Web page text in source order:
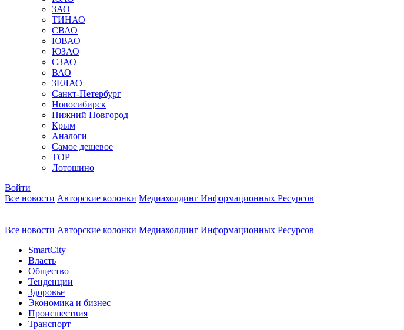
ЗАО
ТИНАО
СВАО
ЮВАО
ЮЗАО
СЗАО
ВАО
ЗЕЛАО
Санкт-Петербург
Новосибирск
Нижний Новгород
Крым
Аналоги
Самое дешевое
TOP
Лотошино
Войти
Все новости Авторские колонки Медиахолдинг Информационных Ресурсов
Все новости Авторские колонки Медиахолдинг Информационных Ресурсов
SmartCity
Власть
Общество
Тенденции
Здоровье
Экономика и бизнес
Происшествия
Транспорт